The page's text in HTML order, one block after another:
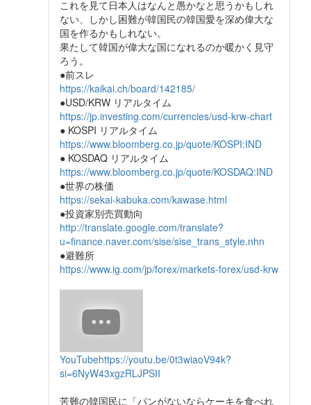
これを見て日本人はなんと愚かなと思うかもしれ
ない、しかし困難が韓国民の韓国愛を深め偉大な
国を作るかもしれない。
果たして韓国が偉大な国になれるのか暖かく見守
ろう。
●前スレ
https://kaikai.ch/board/142185/
●USD/KRW リアルタイム
https://jp.investing.com/currencies/usd-krw-chart
● KOSPI リアルタイム
https://www.bloomberg.co.jp/quote/KOSPI:IND
● KOSDAQ リアルタイム
https://www.bloomberg.co.jp/quote/KOSDAQ:IND
●世界の株価
https://sekai-kabuka.com/kawase.html
●投資家別売買動向
http://translate.google.com/translate?
u=finance.naver.com/sise/sise_trans_style.nhn
●避難所
https://www.ig.com/jp/forex/markets-forex/usd-krw
YouTubehttps://youtu.be/0t3wiaoV94k?
si=6NyW43xgzRLJPSII
苦難の韓国民に「パンがないならケーキを食べれ